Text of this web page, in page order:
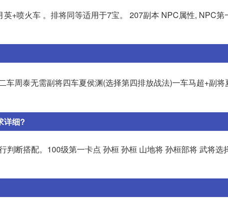
+喷火车 。排将同等适用于7宝。 207副本 NPC属性, NPC第
车周泰无需副将四车夏侯渊(选择第四排放战法)一车马超+副将
详细?
断搭配。100级第一卡点 孙桓 孙桓 山地将 孙桓部将 武将选